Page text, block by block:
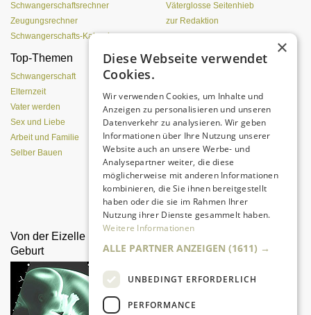
Schwangerschaftsrechner
Zeugungsrechner
Schwangerschafts-Kalender
Väterglosse Seitenhieb
zur Redaktion
Top-Themen
Schwangerschaft
Elternzeit
Vater werden
Sex und Liebe
Arbeit und Familie
Selber Bauen
Einen Lehmofen
Da sind Kinder mit Begeisterung
dabei.
Von der Eizelle bis zur
Geburt
Leidenschaft
×
Diese Webseite verwendet
Cookies.
Wir verwenden Cookies, um Inhalte und
Anzeigen zu personalisieren und unseren
Datenverkehr zu analysieren. Wir geben
Informationen über Ihre Nutzung unserer
Website auch an unsere Werbe- und
Analysepartner weiter, die diese
möglicherweise mit anderen Informationen
kombinieren, die Sie ihnen bereitgestellt
haben oder die sie im Rahmen Ihrer
Nutzung ihrer Dienste gesammelt haben.
Weitere Informationen
ALLE PARTNER ANZEIGEN (1611) →
UNBEDINGT ERFORDERLICH
PERFORMANCE